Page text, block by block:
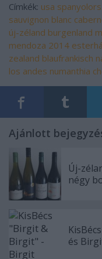
Címkék: usa
sauvignon blanc
új-zéland burgenland
mendoza 2014
zealand blaufrankisch
los andes numanthia
Ajánlott
Új-
négy
és